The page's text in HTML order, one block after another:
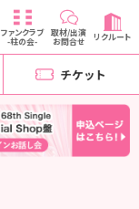
ファンクラブ
-柱の会-
取材/出演
お問合せ リクルート
チケット